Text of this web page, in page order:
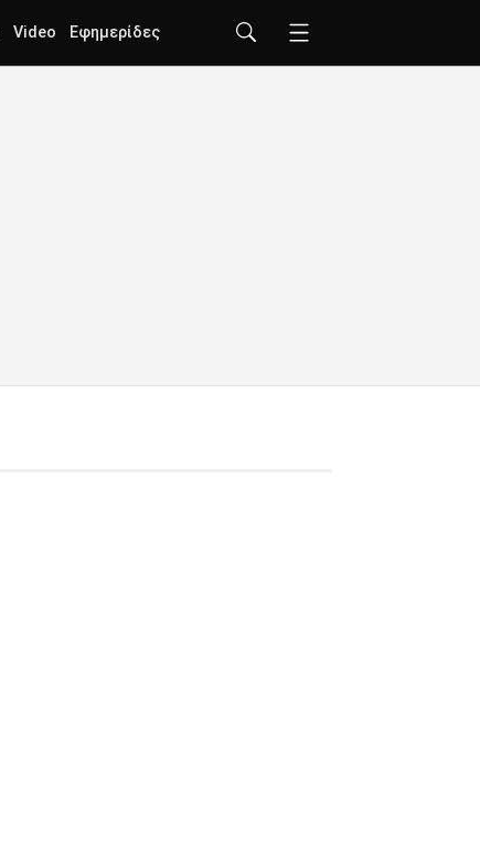
Video Εφημερίδες